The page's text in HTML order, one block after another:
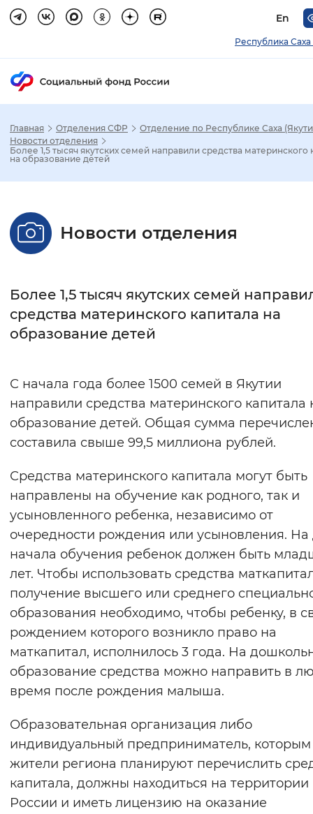
En
Республика Саха
Стандартный Увеличенный
Без засечек С засечками
Интервал между буквами
Цвет сайта
Монохромный Инверсивный
Изображения
Включены Выключены
Звуковой ассистент
Воспроизвести Остановить
Вернуть стандартные настройки
Главная Отделения СФР
Отделение по Республике Саха
Новости отделения
Более 1,5 тысяч якутских семей направили средства материнского
на образование детей
Новости отделения
Более 1,5 тысяч якутских семей
средства материнского капитала на
образование детей
С начала года более 1500 семей в Якутии
направили средства материнского капитала
образование детей. Общая сумма
составила свыше 99,5 миллиона рублей.
Средства материнского капитала могут быть
направлены на обучение как родного, так и
усыновленного ребенка, независимо от
очередности рождения или усыновления. На
начала обучения ребенок должен быть
лет. Чтобы использовать средства
получение высшего или среднего
образования необходимо, чтобы ребенку, в
рождением которого возникло право на
маткапитал, исполнилось 3 года. На
образование средства можно направить в
время после рождения малыша.
Образовательная организация либо
индивидуальный предприниматель, которым
жители региона планируют перечислить
капитала, должны находиться на территории
России и иметь лицензию на оказание